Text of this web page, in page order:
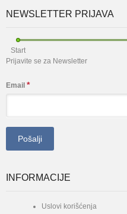
NEWSLETTER PRIJAVA
Start
Prijavite se za Newsletter
Email *
INFORMACIJE
Uslovi korišćenja